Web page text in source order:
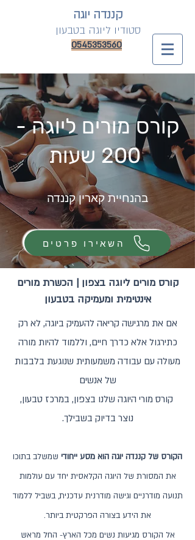
קננדה יוגה
סטודיו ליוגה בטבעון
0545353560
קורס מורים ליוגה -
200 שעות
בהנחיית קארין קננדה
השאירו פרטים
קורס מורים ליוגה בצפון | הכשרת מורים
אינטימית ומעמיקה בטבעון
אם את מרגישה קריאה להעמיק ביוגה, לא רק
כתירגול אלא כדרך חיים, וללמוד להיות מורה
מעולה עם עבודה משמעותית שנוגעת בלבבות
של אנשים
קורס מורי היוגה שלנו בצפון, במרכז טבעון,
נוצר בדיוק בשבילך.
הקורס של קננדה יוגה הוא מסע ייחודי שמשלב בתוכו
את המסורת של היוגה הקלאסית יחד עם עולמות
תנועה מודרניים וגישה מודרנית עדכנית, בשביל ללמוד
את הידע בצורה הפרקטית ביותר.
אל הקורס מגיעות נשים מכל הארץ- החל מראש